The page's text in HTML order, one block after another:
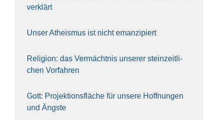
ver­klärt
Unser Athe­is­mus ist nicht eman­zi­piert
Reli­gi­on: das Ver­mächt­nis unse­rer stein­zeit­li­
chen Vor­fah­ren
Gott: Pro­jek­ti­ons­flä­che für unse­re Hoff­nun­gen
und Ängs­te